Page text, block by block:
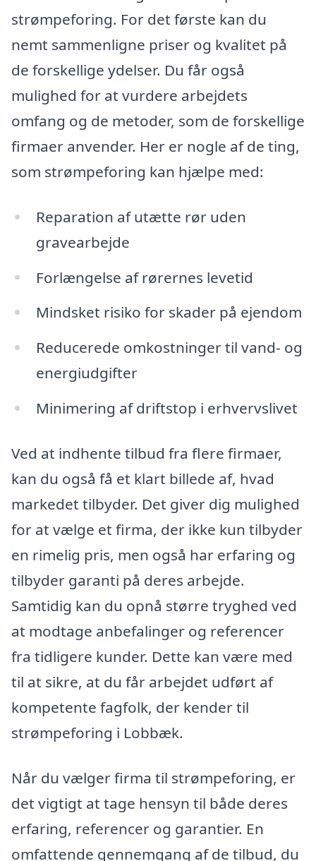
strømpeforing. For det første kan du
nemt sammenligne priser og kvalitet på
de forskellige ydelser. Du får også
mulighed for at vurdere arbejdets
omfang og de metoder, som de forskellige
firmaer anvender. Her er nogle af de ting,
som strømpeforing kan hjælpe med:
Reparation af utætte rør uden
gravearbejde
Forlængelse af rørernes levetid
Mindsket risiko for skader på ejendom
Reducerede omkostninger til vand- og
energiudgifter
Minimering af driftstop i erhvervslivet
Ved at indhente tilbud fra flere firmaer,
kan du også få et klart billede af, hvad
markedet tilbyder. Det giver dig mulighed
for at vælge et firma, der ikke kun tilbyder
en rimelig pris, men også har erfaring og
tilbyder garanti på deres arbejde.
Samtidig kan du opnå større tryghed ved
at modtage anbefalinger og referencer
fra tidligere kunder. Dette kan være med
til at sikre, at du får arbejdet udført af
kompetente fagfolk, der kender til
strømpeforing i Lobbæk.
Når du vælger firma til strømpeforing, er
det vigtigt at tage hensyn til både deres
erfaring, referencer og garantier. En
omfattende gennemgang af de tilbud, du